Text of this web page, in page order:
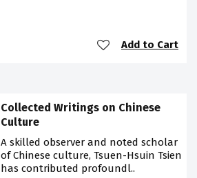
Add to Cart
Collected Writings on Chinese
Culture
A skilled observer and noted scholar
of Chinese culture, Tsuen-Hsuin Tsien
has contributed profoundl..